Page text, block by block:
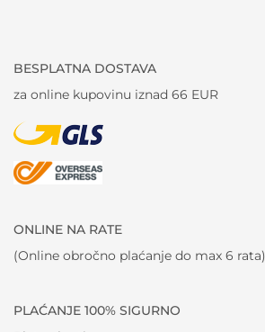
BESPLATNA DOSTAVA
za online kupovinu iznad 66 EUR
ONLINE NA RATE
(Online obročno plaćanje do max 6 rata)
PLAĆANJE 100% SIGURNO